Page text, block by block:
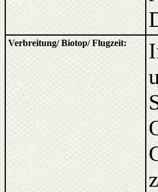
Verbreitung/ Biotop/ Flugzeit: